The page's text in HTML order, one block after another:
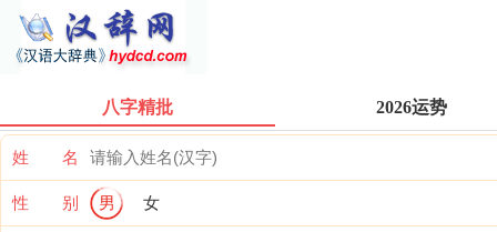
八字精批 2026运势
姓 名
性 别 男 女